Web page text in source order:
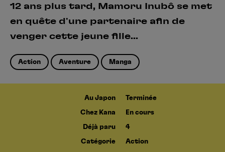
12 ans plus tard, Mamoru Inubô se met
en quête d'une partenaire afin de
venger cette jeune fille...
Action Aventure Manga
Au Japon Terminée
Chez Kana En cours
Déjà paru 4
Catégorie Action